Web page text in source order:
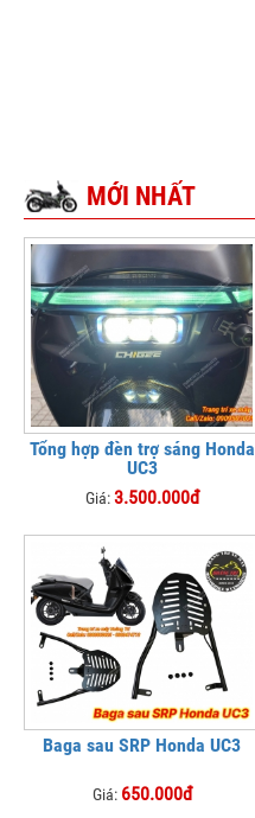
MỚI NHẤT
Tổng hợp đèn trợ sáng Honda
UC3
Giá:3.500.000đ
Baga sau SRP Honda UC3
Giá: 650.000đ